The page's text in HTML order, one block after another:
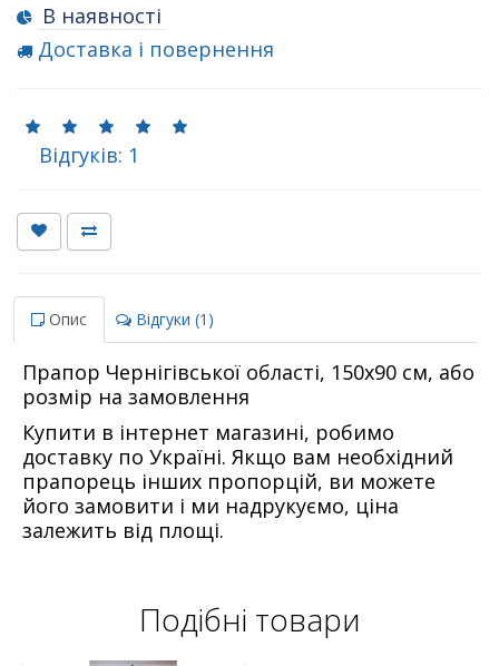
В наявності
Доставка і повернення
Відгуків: 1
Опис Відгуки (1)
Прапор Чернігівської області, 150х90 см, або
розмір на замовлення
Купити в інтернет магазині, робимо
доставку по Україні. Якщо вам необхідний
прапорець інших пропорцій, ви можете
його замовити і ми надрукуємо, ціна
залежить від площі.
Подібні товари